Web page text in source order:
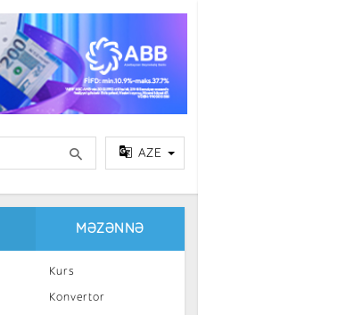
AZE
MƏZƏNNƏ
Kurs
Konvertor